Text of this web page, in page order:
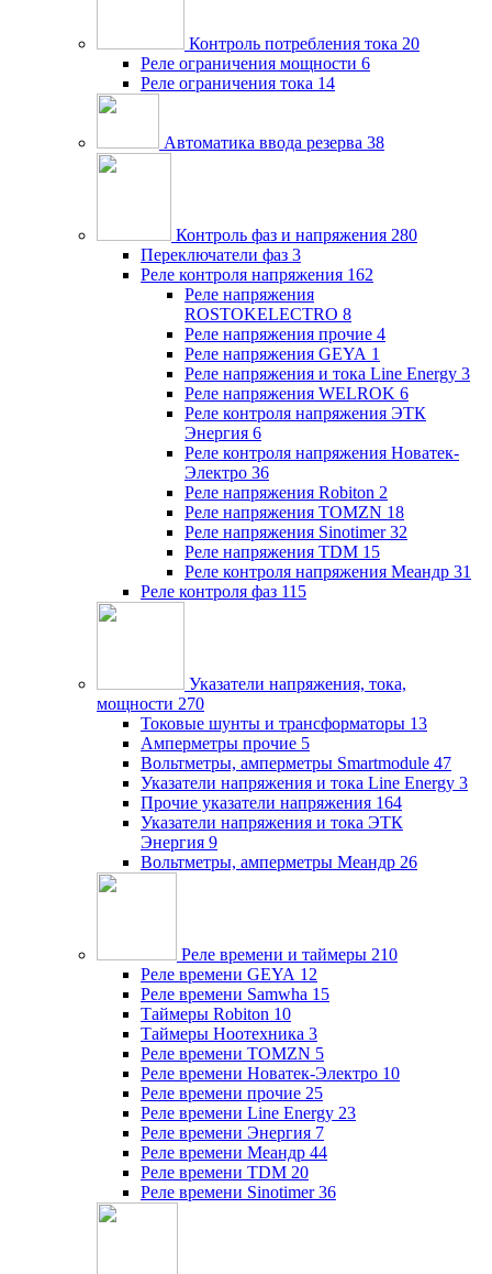
Контроль потребления тока 20
Реле ограничения мощности 6
Реле ограничения тока 14
Автоматика ввода резерва 38
Контроль фаз и напряжения 280
Переключатели фаз 3
Реле контроля напряжения 162
Реле напряжения
ROSTOKELECTRO 8
Реле напряжения прочие 4
Реле напряжения GEYA 1
Реле напряжения и тока Line Energy 3
Реле напряжения WELROK 6
Реле контроля напряжения ЭТК
Энергия 6
Реле контроля напряжения Новатек-
Электро 36
Реле напряжения Robiton 2
Реле напряжения TOMZN 18
Реле напряжения Sinotimer 32
Реле напряжения TDM 15
Реле контроля напряжения Меандр 31
Реле контроля фаз 115
Указатели напряжения, тока,
мощности 270
Токовые шунты и трансформаторы 13
Амперметры прочие 5
Вольтметры, амперметры Smartmodule 47
Указатели напряжения и тока Line Energy 3
Прочие указатели напряжения 164
Указатели напряжения и тока ЭТК
Энергия 9
Вольтметры, амперметры Меандр 26
Реле времени и таймеры 210
Реле времени GEYA 12
Реле времени Samwha 15
Таймеры Robiton 10
Таймеры Ноотехника 3
Реле времени TOMZN 5
Реле времени Новатек-Электро 10
Реле времени прочие 25
Реле времени Line Energy 23
Реле времени Энергия 7
Реле времени Меандр 44
Реле времени TDM 20
Реле времени Sinotimer 36